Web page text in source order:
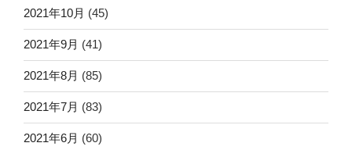
2021年10月 (45)
2021年9月 (41)
2021年8月 (85)
2021年7月 (83)
2021年6月 (60)